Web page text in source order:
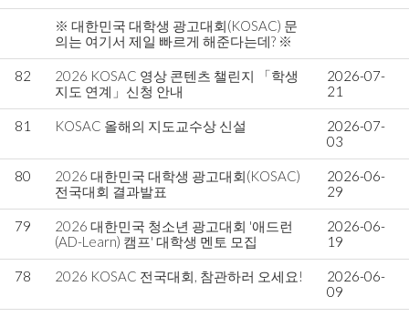
※ 대한민국 대학생 광고대회(KOSAC) 문
의는 여기서 제일 빠르게 해준다는데? ※
82
2026 KOSAC 영상 콘텐츠 챌린지 「학생
지도 연계」신청 안내
2026-07-
21
81 KOSAC 올해의 지도교수상 신설
2026-07-
03
80
2026 대한민국 대학생 광고대회(KOSAC)
전국대회 결과발표
2026-06-
29
79
2026 대한민국 청소년 광고대회 '애드런
(AD-Learn) 캠프' 대학생 멘토 모집
2026-06-
19
78 2026 KOSAC 전국대회, 참관하러 오세요!
2026-06-
09